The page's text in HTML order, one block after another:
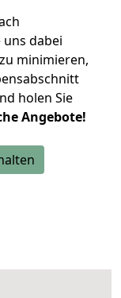
uns dabei
minimieren,
holen Sie
Angebote!